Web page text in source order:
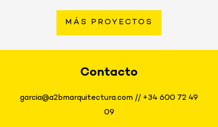
MÁS PROYECTOS
Contacto
garcia@a2bmarquitectura.com // +34 600 72 49
09